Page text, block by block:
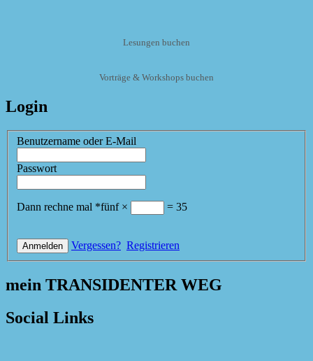
Lesungen buchen
Vorträge & Workshops buchen
Login
Benutzername oder E-Mail
Passwort
Dann rechne mal *fünf× = 35
Vergessen? Registrieren
mein TRANSIDENTER WEG
Social Links